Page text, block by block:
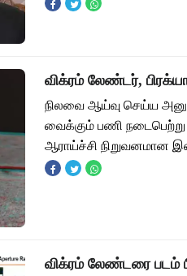
விக்ரம் லேண்டர்,
நிலவை ஆய்வு செய்ய
வைக்கும் பணி
ஆராய்ச்சி நிறுவனமான
விக்ரம் லேண்டரை படம்